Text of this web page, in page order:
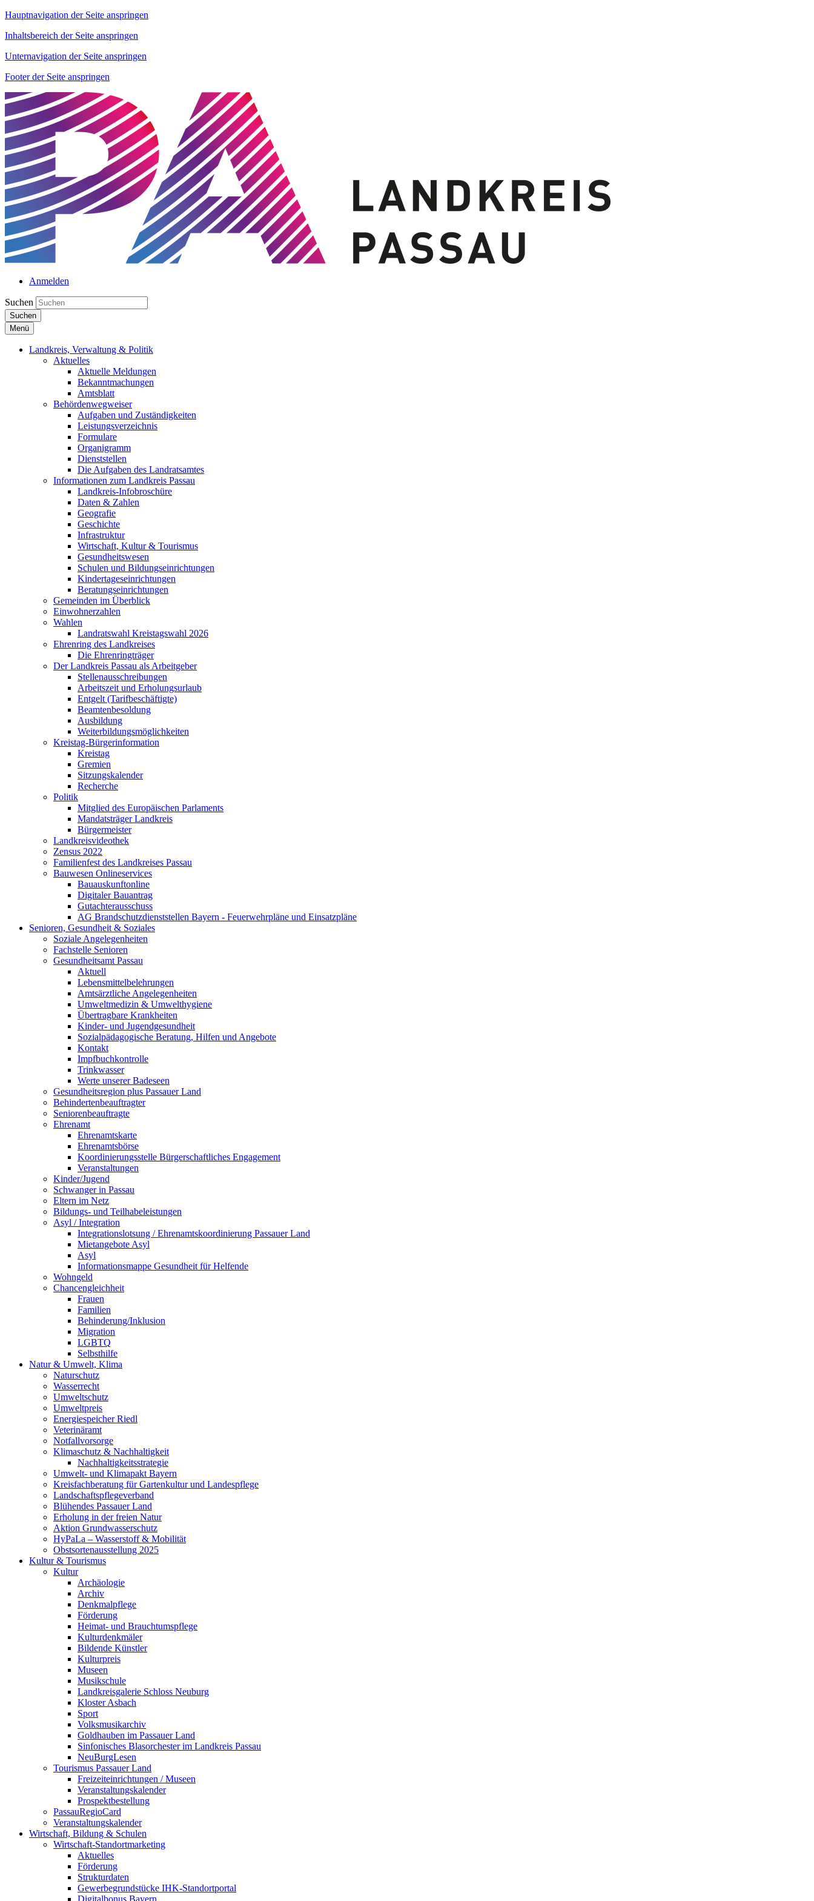
Hauptnavigation der Seite anspringen
Inhaltsbereich der Seite anspringen
Unternavigation der Seite anspringen
Footer der Seite anspringen
Anmelden
Suchen
Suchen
Menü
Landkreis, Verwaltung & Politik
Aktuelles
Aktuelle Meldungen
Bekanntmachungen
Amtsblatt
Behördenwegweiser
Aufgaben und Zuständigkeiten
Leistungsverzeichnis
Formulare
Organigramm
Dienststellen
Die Aufgaben des Landratsamtes
Informationen zum Landkreis Passau
Landkreis-Infobroschüre
Daten & Zahlen
Geografie
Geschichte
Infrastruktur
Wirtschaft, Kultur & Tourismus
Gesundheitswesen
Schulen und Bildungseinrichtungen
Kindertageseinrichtungen
Beratungseinrichtungen
Gemeinden im Überblick
Einwohnerzahlen
Wahlen
Landratswahl Kreistagswahl 2026
Ehrenring des Landkreises
Die Ehrenringträger
Der Landkreis Passau als Arbeitgeber
Stellenausschreibungen
Arbeitszeit und Erholungsurlaub
Entgelt (Tarifbeschäftigte)
Beamtenbesoldung
Ausbildung
Weiterbildungsmöglichkeiten
Kreistag-Bürgerinformation
Kreistag
Gremien
Sitzungskalender
Recherche
Politik
Mitglied des Europäischen Parlaments
Mandatsträger Landkreis
Bürgermeister
Landkreisvideothek
Zensus 2022
Familienfest des Landkreises Passau
Bauwesen Onlineservices
Bauauskunftonline
Digitaler Bauantrag
Gutachterausschuss
AG Brandschutzdienststellen Bayern - Feuerwehrpläne und Einsatzpläne
Senioren, Gesundheit & Soziales
Soziale Angelegenheiten
Fachstelle Senioren
Gesundheitsamt Passau
Aktuell
Lebensmittelbelehrungen
Amtsärztliche Angelegenheiten
Umweltmedizin & Umwelthygiene
Übertragbare Krankheiten
Kinder- und Jugendgesundheit
Sozialpädagogische Beratung, Hilfen und Angebote
Kontakt
Impfbuchkontrolle
Trinkwasser
Werte unserer Badeseen
Gesundheitsregion plus Passauer Land
Behindertenbeauftragter
Seniorenbeauftragte
Ehrenamt
Ehrenamtskarte
Ehrenamtsbörse
Koordinierungsstelle Bürgerschaftliches Engagement
Veranstaltungen
Kinder/Jugend
Schwanger in Passau
Eltern im Netz
Bildungs- und Teilhabeleistungen
Asyl / Integration
Integrationslotsung / Ehrenamtskoordinierung Passauer Land
Mietangebote Asyl
Asyl
Informationsmappe Gesundheit für Helfende
Wohngeld
Chancengleichheit
Frauen
Familien
Behinderung/Inklusion
Migration
LGBTQ
Selbsthilfe
Natur & Umwelt, Klima
Naturschutz
Wasserrecht
Umweltschutz
Umweltpreis
Energiespeicher Riedl
Veterinäramt
Notfallvorsorge
Klimaschutz & Nachhaltigkeit
Nachhaltigkeitsstrategie
Umwelt- und Klimapakt Bayern
Kreisfachberatung für Gartenkultur und Landespflege
Landschaftspflegeverband
Blühendes Passauer Land
Erholung in der freien Natur
Aktion Grundwasserschutz
HyPaLa – Wasserstoff & Mobilität
Obstsortenausstellung 2025
Kultur & Tourismus
Kultur
Archäologie
Archiv
Denkmalpflege
Förderung
Heimat- und Brauchtumspflege
Kulturdenkmäler
Bildende Künstler
Kulturpreis
Museen
Musikschule
Landkreisgalerie Schloss Neuburg
Kloster Asbach
Sport
Volksmusikarchiv
Goldhauben im Passauer Land
Sinfonisches Blasorchester im Landkreis Passau
NeuBurgLesen
Tourismus Passauer Land
Freizeiteinrichtungen / Museen
Veranstaltungskalender
Prospektbestellung
PassauRegioCard
Veranstaltungskalender
Wirtschaft, Bildung & Schulen
Wirtschaft-Standortmarketing
Aktuelles
Förderung
Strukturdaten
Gewerbegrundstücke IHK-Standortportal
Digitalbonus Bayern